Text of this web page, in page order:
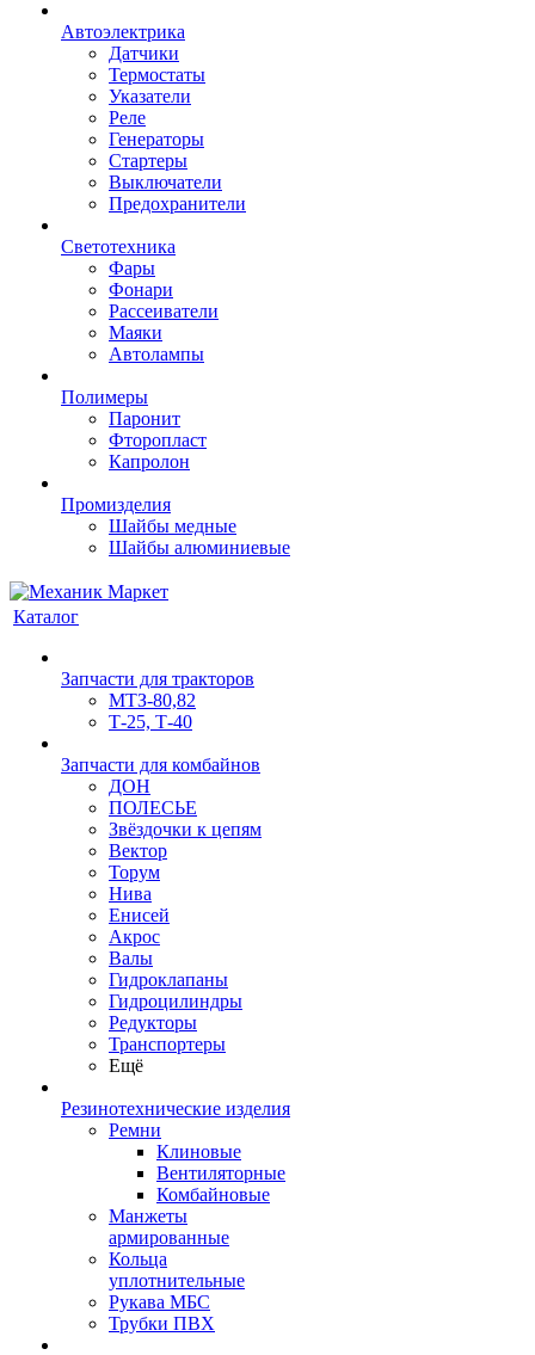
Автоэлектрика
Датчики
Термостаты
Указатели
Реле
Генераторы
Стартеры
Выключатели
Предохранители
Светотехника
Фары
Фонари
Рассеиватели
Маяки
Автолампы
Полимеры
Паронит
Фторопласт
Капролон
Промизделия
Шайбы медные
Шайбы алюминиевые
Каталог
Запчасти для тракторов
МТЗ-80,82
Т-25, Т-40
Запчасти для комбайнов
ДОН
ПОЛЕСЬЕ
Звёздочки к цепям
Вектор
Торум
Нива
Енисей
Акрос
Валы
Гидроклапаны
Гидроцилиндры
Редукторы
Транспортеры
Ещё
Резинотехнические изделия
Ремни
Клиновые
Вентиляторные
Комбайновые
Манжеты
армированные
Кольца
уплотнительные
Рукава МБС
Трубки ПВХ